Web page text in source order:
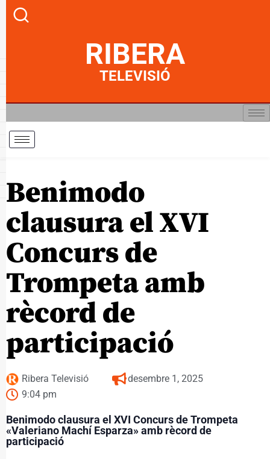
RIBERA
TELEVISIÓ
Benimodo
clausura el XVI
Concurs de
Trompeta amb
rècord de
participació
Ribera Televisió
desembre 1, 2025
9:04 pm
Benimodo clausura el XVI Concurs de Trompeta
«Valeriano Machí Esparza» amb rècord de
participació